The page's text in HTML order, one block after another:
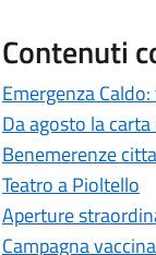
Contenuti
Emergenza
Da agosto la
Benemerenze
Teatro a Pioltello
Aperture
Campagna